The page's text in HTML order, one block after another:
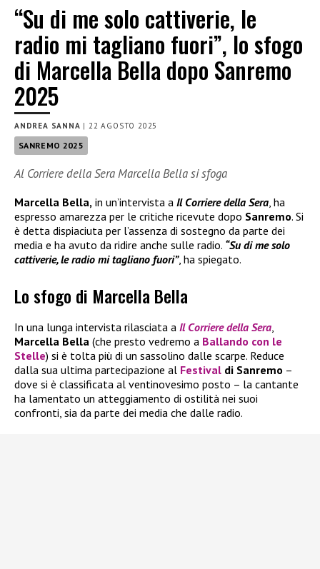
“Su di me solo cattiverie, le
radio mi tagliano fuori”, lo sfogo
di Marcella Bella dopo Sanremo
2025
ANDREA SANNA | 22 AGOSTO 2025
SANREMO 2025
Al Corriere della Sera Marcella Bella si sfoga
Marcella Bella, in un’intervista a Il Corriere della Sera, ha
espresso amarezza per le critiche ricevute dopo Sanremo. Si
è detta dispiaciuta per l’assenza di sostegno da parte dei
media e ha avuto da ridire anche sulle radio. “Su di me solo
cattiverie, le radio mi tagliano fuori”, ha spiegato.
Lo sfogo di Marcella Bella
In una lunga intervista rilasciata a Il Corriere della Sera
Marcella Bella (che presto vedremo a Ballando con le
Stelle) si è tolta più di un sassolino dalle scarpe. Reduce
dalla sua ultima partecipazione al Festival di Sanremo –
dove si è classificata al ventinovesimo posto – la cantante
ha lamentato un atteggiamento di ostilità nei suoi
confronti, sia da parte dei media che dalle radio.